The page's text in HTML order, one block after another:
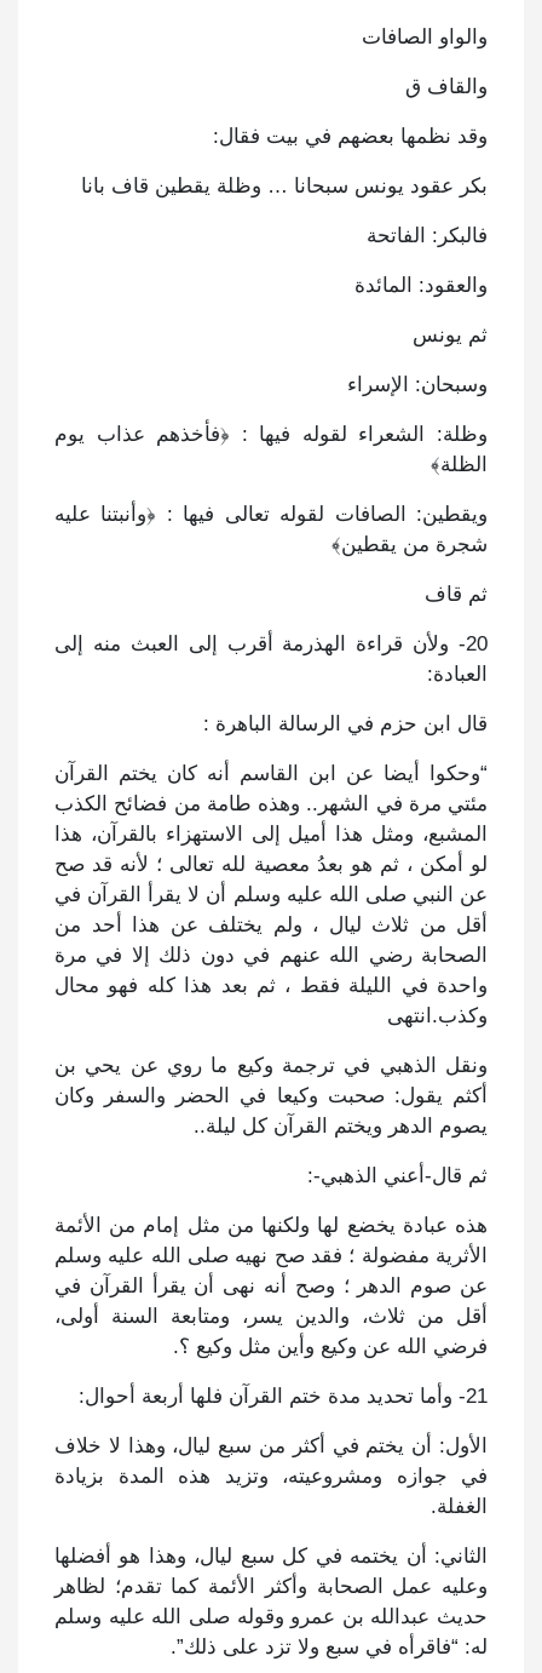
والواو الصافات
والقاف ق
وقد نظمها بعضهم في بيت فقال:
بكر عقود يونس سبحانا … وظلة يقطين قاف بانا
فالبكر: الفاتحة
والعقود: المائدة
ثم يونس
وسبحان: الإسراء
وظلة: الشعراء لقوله فيها : ﴿فأخذهم عذاب يوم
الظلة﴾
ويقطين: الصافات لقوله تعالى فيها : ﴿وأنبتنا عليه
شجرة من يقطين﴾
ثم قاف
20- ولأن قراءة الهذرمة أقرب إلى العبث منه إلى
العبادة:
قال ابن حزم في الرسالة الباهرة :
“وحكوا أيضا عن ابن القاسم أنه كان يختم القرآن
مئتي مرة في الشهر.. وهذه طامة من فضائح الكذب
المشبع، ومثل هذا أميل إلى الاستهزاء بالقرآن، هذا
لو أمكن ، ثم هو بعدُ معصية لله تعالى ؛ لأنه قد صح
عن النبي صلى الله عليه وسلم أن لا يقرأ القرآن في
أقل من ثلاث ليال ، ولم يختلف عن هذا أحد من
الصحابة رضي الله عنهم في دون ذلك إلا في مرة
واحدة في الليلة فقط ، ثم بعد هذا كله فهو محال
وكذب.انتهى
ونقل الذهبي في ترجمة وكيع ما روي عن يحي بن
أكثم يقول: صحبت وكيعا في الحضر والسفر وكان
يصوم الدهر ويختم القرآن كل ليلة..
ثم قال-أعني الذهبي-:
هذه عبادة يخضع لها ولكنها من مثل إمام من الأئمة
الأثرية مفضولة ؛ فقد صح نهيه صلى الله عليه وسلم
عن صوم الدهر ؛ وصح أنه نهى أن يقرأ القرآن في
أقل من ثلاث، والدين يسر، ومتابعة السنة أولى،
فرضي الله عن وكيع وأين مثل وكيع ؟.
21- وأما تحديد مدة ختم القرآن فلها أربعة أحوال:
الأول: أن يختم في أكثر من سبع ليال، وهذا لا خلاف
في جوازه ومشروعيته، وتزيد هذه المدة بزيادة
الغفلة.
الثاني: أن يختمه في كل سبع ليال، وهذا هو أفضلها
وعليه عمل الصحابة وأكثر الأئمة كما تقدم؛ لظاهر
حديث عبدالله بن عمرو وقوله صلى الله عليه وسلم
له: “فاقرأه في سبع ولا تزد على ذلك”.